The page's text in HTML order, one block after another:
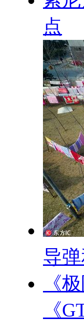
点
导
《
《